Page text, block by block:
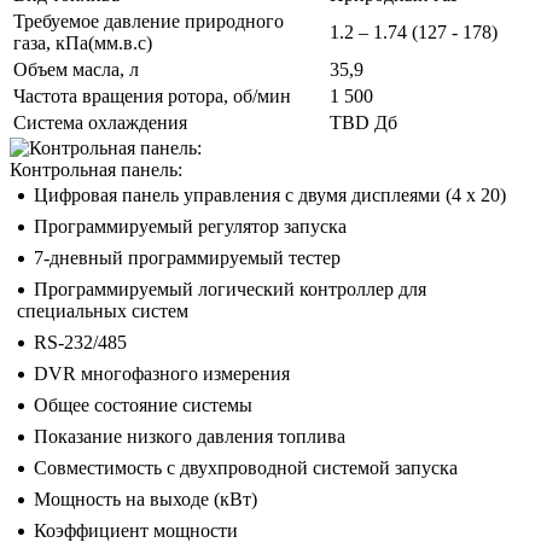
Требуемое давление природного
газа, кПа(мм.в.с)
1.2 – 1.74 (127 - 178)
Объем масла, л
35,9
Частота вращения ротора, об/мин
1 500
Система охлаждения
TBD Дб
Контрольная панель:
Цифровая панель управления с двумя дисплеями (4 x 20)
Программируемый регулятор запуска
7-дневный программируемый тестер
Программируемый логический контроллер для
специальных систем
RS-232/485
DVR многофазного измерения
Общее состояние системы
Показание низкого давления топлива
Совместимость с двухпроводной системой запуска
Мощность на выходе (кВт)
Коэффициент мощности